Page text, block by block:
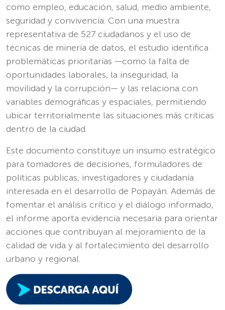
como empleo, educación, salud, medio ambiente,
seguridad y convivencia. Con una muestra
representativa de 527 ciudadanos y el uso de
técnicas de minería de datos, el estudio identifica
problemáticas prioritarias —como la falta de
oportunidades laborales, la inseguridad, la
movilidad y la corrupción— y las relaciona con
variables demográficas y espaciales, permitiendo
ubicar territorialmente las situaciones más críticas
dentro de la ciudad.
Este documento constituye un insumo estratégico
para tomadores de decisiones, formuladores de
políticas públicas, investigadores y ciudadanía
interesada en el desarrollo de Popayán. Además de
fomentar el análisis crítico y el diálogo informado,
el informe aporta evidencia necesaria para orientar
acciones que contribuyan al mejoramiento de la
calidad de vida y al fortalecimiento del desarrollo
urbano y regional.